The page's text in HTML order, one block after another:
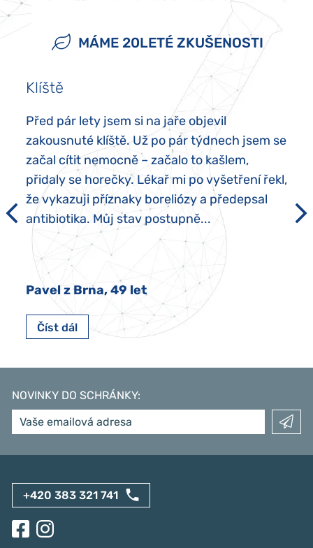
MÁME 20LETÉ ZKUŠENOSTI
Klíště
Před pár lety jsem si na jaře objevil
zakousnuté klíště. Už po pár týdnech jsem se
začal cítit nemocně – začalo to kašlem,
přidaly se horečky. Lékař mi po vyšetření řekl,
že vykazuji příznaky boreliózy a předepsal
antibiotika. Můj stav postupně...
Pavel z Brna, 49 let
Číst dál
NOVINKY DO SCHRÁNKY:
+420 383 321 741